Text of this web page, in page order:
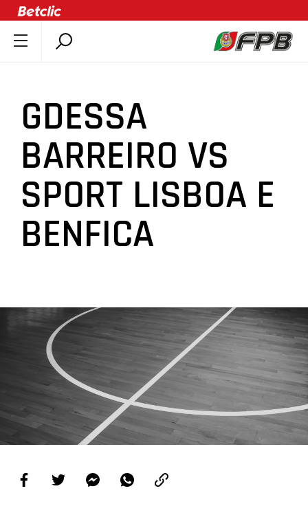
ÚLTIMAS
COMPETIÇÕES
ASSOCIAÇÕES
CLUBES
AGENTES
AGENDA
ÁREA TÉCNICA
PROJETOS
LIGA BETCLIC MASCULINA
LIGA BETCLIC FEMININA
GDESSA
BARREIRO VS
SPORT LISBOA E
BENFICA